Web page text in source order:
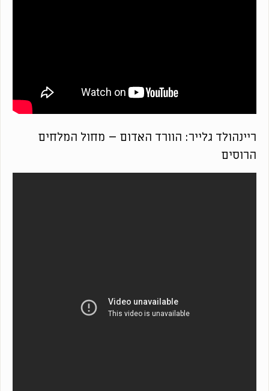
ריינהולד גלייר: הוורד האדום – מחול המלחים
הרוסים